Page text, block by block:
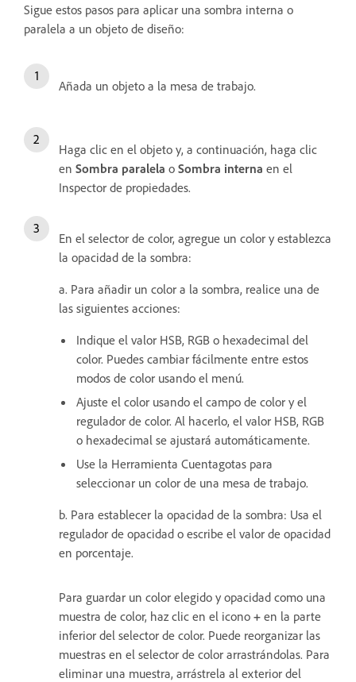
Sigue estos pasos para aplicar una sombra interna o
paralela a un objeto de diseño:
Añada un objeto a la mesa de trabajo.
Haga clic en el objeto y, a continuación, haga clic
en Sombra paralela o Sombra interna en el
Inspector de propiedades.
En el selector de color, agregue un color y establezca
la opacidad de la sombra:
a. Para añadir un color a la sombra, realice una de
las siguientes acciones:
Indique el valor HSB, RGB o hexadecimal del
color. Puedes cambiar fácilmente entre estos
modos de color usando el menú.
Ajuste el color usando el campo de color y el
regulador de color. Al hacerlo, el valor HSB, RGB
o hexadecimal se ajustará automáticamente.
Use la Herramienta Cuentagotas para
seleccionar un color de una mesa de trabajo.
b. Para establecer la opacidad de la sombra: Usa el
regulador de opacidad o escribe el valor de opacidad
en porcentaje.
Para guardar un color elegido y opacidad como una
muestra de color, haz clic en el icono + en la parte
inferior del selector de color. Puede reorganizar las
muestras en el selector de color arrastrándolas. Para
eliminar una muestra, arrástrela al exterior del